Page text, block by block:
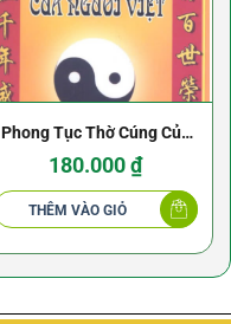
Phong Tục Thờ Cúng Của
Người Việt
180.000₫
THÊM VÀO GIỎ